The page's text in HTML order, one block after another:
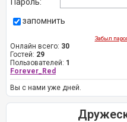
запомнить
Забыл
Онлайн всего: 30
Гостей: 29
Пользователей: 1
Forever_Red
Вы с нами уже дней.